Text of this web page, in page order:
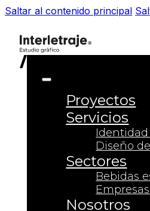
Saltar al contenido principal
Proyectos
Servicios
Diseño
Sectores
Bebidas
Nosotros